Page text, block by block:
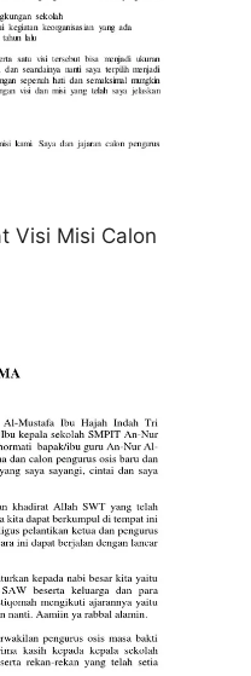
Visi Misi Calon